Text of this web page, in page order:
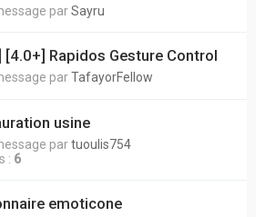
parSayru
[4.0+] Rapidos Gesture Control
parTafayorFellow
usine
partuoulis754
: 6
emoticone